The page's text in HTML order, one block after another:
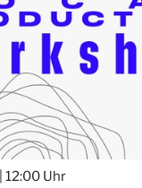
12:00 Uhr